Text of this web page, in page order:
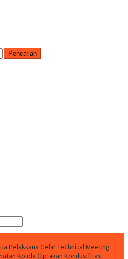
Pencarian
Pelaksana Gelar Technical Meeting
Konda Ciptakan Kondusifitas